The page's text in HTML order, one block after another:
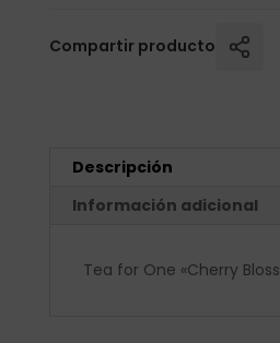
Compartir producto
Descripción
Información adicional
Tea for One «Cherry